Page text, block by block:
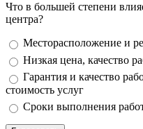
Что в большей степени
центра?
Варианты
Месторасположение и
Низкая цена, качество
Гарантия и качество
стоимость услуг
Сроки выполнения